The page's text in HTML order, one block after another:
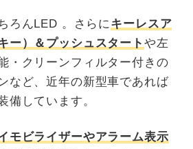
ろんLED 。さらにキーレスア
ー）＆プッシュスタートや左
・クリーンフィルター付きの
など、近年の新型車であれば
備しています。
モビライザーやアラーム表示